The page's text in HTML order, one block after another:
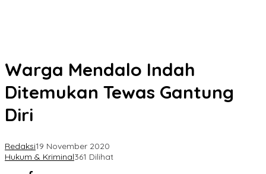
Warga Mendalo Indah
Ditemukan Tewas Gantung
Diri
Redaksi19 November 2020
Hukum & Kriminal361 Dilihat